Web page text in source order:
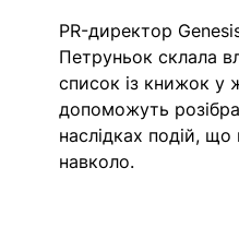
PR-директор
Петруньок склала
список із книжок у
допоможуть
наслідках подій, що
навколо.